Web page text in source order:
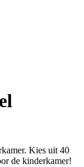
Kies uit 40
de kinderkamer!